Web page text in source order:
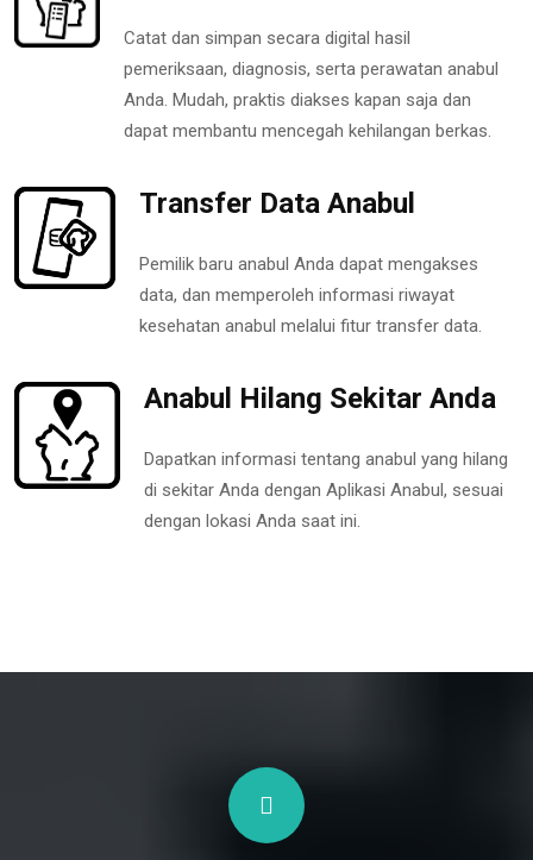
Catat dan simpan secara digital hasil
pemeriksaan, diagnosis, serta perawatan anabul
Anda. Mudah, praktis diakses kapan saja dan
dapat membantu mencegah kehilangan berkas.
Transfer Data Anabul
Pemilik baru anabul Anda dapat mengakses
data, dan memperoleh informasi riwayat
kesehatan anabul melalui fitur transfer data.
Anabul Hilang Sekitar Anda
Dapatkan informasi tentang anabul yang hilang
di sekitar Anda dengan Aplikasi Anabul, sesuai
dengan lokasi Anda saat ini.